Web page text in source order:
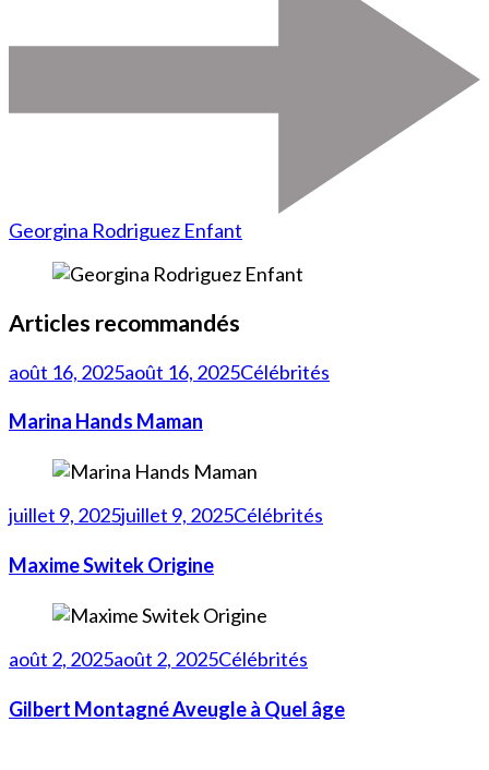
Georgina Rodriguez Enfant
Articles recommandés
août 16, 2025août 16, 2025Célébrités
Marina Hands Maman
juillet 9, 2025juillet 9, 2025Célébrités
Maxime Switek Origine
août 2, 2025août 2, 2025Célébrités
Gilbert Montagné Aveugle à Quel âge